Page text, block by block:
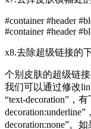
#container #header
#container #header
x8.去除超级链接的
个别皮肤的超级链
我们可以通过修改
“text-decoration”，
decoration:none”。